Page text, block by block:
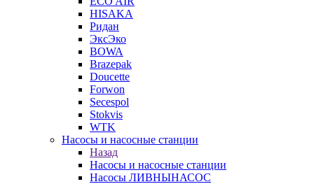
HISAKA
Ридан
ЭксЭко
BOWA
Brazepak
Doucette
Forwon
Secespol
Stokvis
WTK
Насосы и насосные станции
Назад
Насосы и насосные станции
Насосы ЛИВНЫНАСОС